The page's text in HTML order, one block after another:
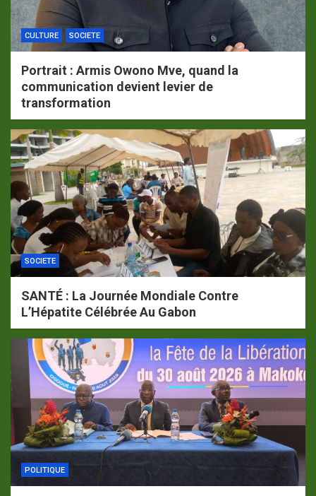
CULTURE SOCIETE
Portrait : Armis Owono Mve, quand la
communication devient levier de
transformation
SOCIETE
SANTÉ : La Journée Mondiale Contre
L’Hépatite Célébrée Au Gabon
POLITIQUE